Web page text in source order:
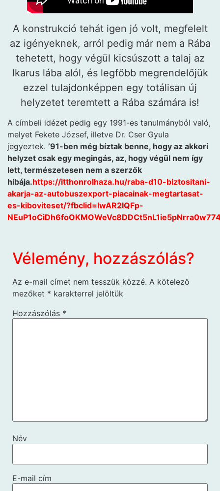
A konstrukció tehát igen jó volt, megfelelt
az igényeknek, arról pedig már nem a Rába
tehetett, hogy végül kicsúszott a talaj az
Ikarus lába alól, és legfőbb megrendelőjük
ezzel tulajdonképpen egy totálisan új
helyzetet teremtett a Rába számára is!
A címbeli idézet pedig egy 1991-es tanulmányból való,
melyet Fekete József, illetve Dr. Cser Gyula
jegyeztek. ’91-ben még bíztak benne, hogy az akkori
helyzet csak egy megingás, az, hogy végül nem így
lett, természetesen nem a szerzők
hibája.https://itthonrolhaza.hu/raba-d10-biztositani-
akarja-az-autobuszexport-piacainak-megtartasat-
es-kiboviteset/?fbclid=IwAR2lQFp-
Vélemény, hozzászólás?
Az e-mail címet nem tesszük közzé. A kötelező
mezőket * karakterrel jelöltük
Hozzászólás *
Név
E-mail cím